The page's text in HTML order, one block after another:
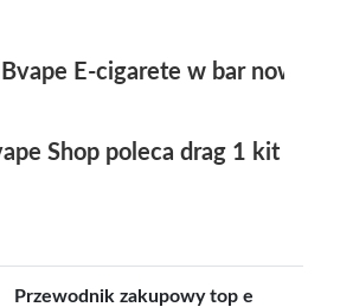
E-cigarete w bar nowa
Shop poleca drag 1 kit –
Przewodnik zakupowy top e